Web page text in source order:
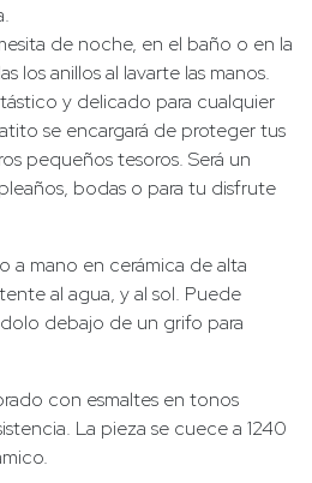
de noche, en el baño o en la
los anillos al lavarte las manos.
y delicado para cualquier
se encargará de proteger tus
pequeños tesoros. Será un
bodas o para tu disfrute
a mano en cerámica de alta
al agua, y al sol. Puede
debajo de un grifo para
con esmaltes en tonos
La pieza se cuece a 1240